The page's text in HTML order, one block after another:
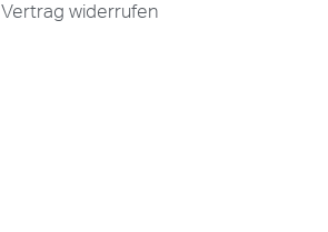
Vertrag widerrufen